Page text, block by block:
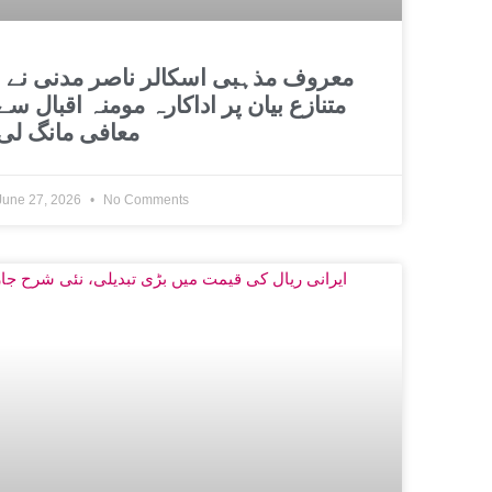
متنازع بیان پر اداکارہ مومنہ اقبال
معافی مانگ
27, 2026 No Comments